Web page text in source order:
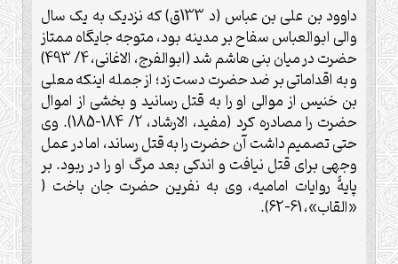
داوود بن علی بن عباس (د 133ق) که نزديک به يک سال
والی ابوالعباس سفاح بر مدينه بود، متوجه جايگاه ممتاز
حضرت در ميان بنی هاشم شد (ابوالفرج، الاغانی، 4/ 493)
و به اقداماتی بر ضد حضرت دست زد؛ از جمله اينکه معلی
بن خنيس از موالی او را به قتل رسانيد و بخشی از اموال
حضرت را مصادره کرد (مفيد، الارشاد، 2/ 184-185). وی
حتى تصميم داشت آن حضرت را به قتل رساند، اما در عمل
وجهی برای قتل نيافت و اندکی بعد مرگ او را در ربود. بر
پايۀ روايات اماميه، وی به نفرين حضرت جان باخت (
«القاب»، 61-62).